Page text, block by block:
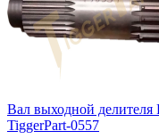
Вал выходной
TiggerPart-0557